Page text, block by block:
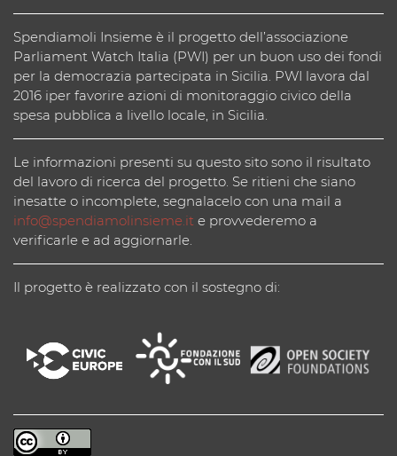
Spendiamoli Insieme è il progetto dell’associazione
Parliament Watch Italia (PWI) per un buon uso dei fondi
per la democrazia partecipata in Sicilia. PWI lavora dal
2016 iper favorire azioni di monitoraggio civico della
spesa pubblica a livello locale, in Sicilia.
Le informazioni presenti su questo sito sono il risultato
del lavoro di ricerca del progetto. Se ritieni che siano
inesatte o incomplete, segnalacelo con una mail a
info@spendiamolinsieme.it e provvederemo a
verificarle e ad aggiornarle.
Il progetto è realizzato con il sostegno di: